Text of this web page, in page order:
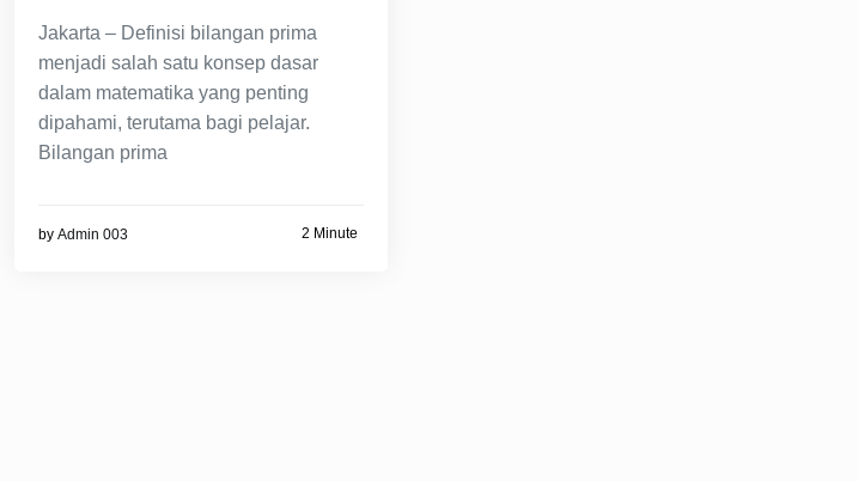
Jakarta – Definisi bilangan prima
menjadi salah satu konsep dasar
dalam matematika yang penting
dipahami, terutama bagi pelajar.
Bilangan prima
by Admin 003 2 Minute